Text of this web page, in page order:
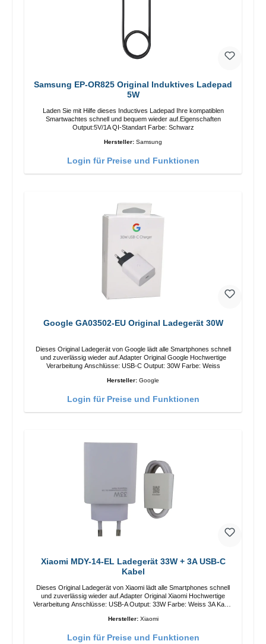
Samsung EP-OR825 Original Induktives Ladepad
5W
Laden Sie mit Hilfe dieses Inductives Ladepad Ihre kompatiblen
Smartwachtes schnell und bequem wieder auf.Eigenschaften
Output:5V/1A QI-Standart Farbe: Schwarz
Hersteller: Samsung
Login für Preise und Funktionen
Google GA03502-EU Original Ladegerät 30W
Dieses Original Ladegerät von Google lädt alle Smartphones schnell
und zuverlässig wieder auf.Adapter Original Google Hochwertige
Verarbeitung Anschlüsse: USB-C Output: 30W Farbe: Weiss
Hersteller: Google
Login für Preise und Funktionen
Xiaomi MDY-14-EL Ladegerät 33W + 3A USB-C
Kabel
Dieses Original Ladegerät von Xiaomi lädt alle Smartphones schnell
und zuverlässig wieder auf.Adapter Original Xiaomi Hochwertige
Verarbeitung Anschlüsse: USB-A Output: 33W Farbe: Weiss 3A Kabel
Hersteller: Xiaomi
Login für Preise und Funktionen